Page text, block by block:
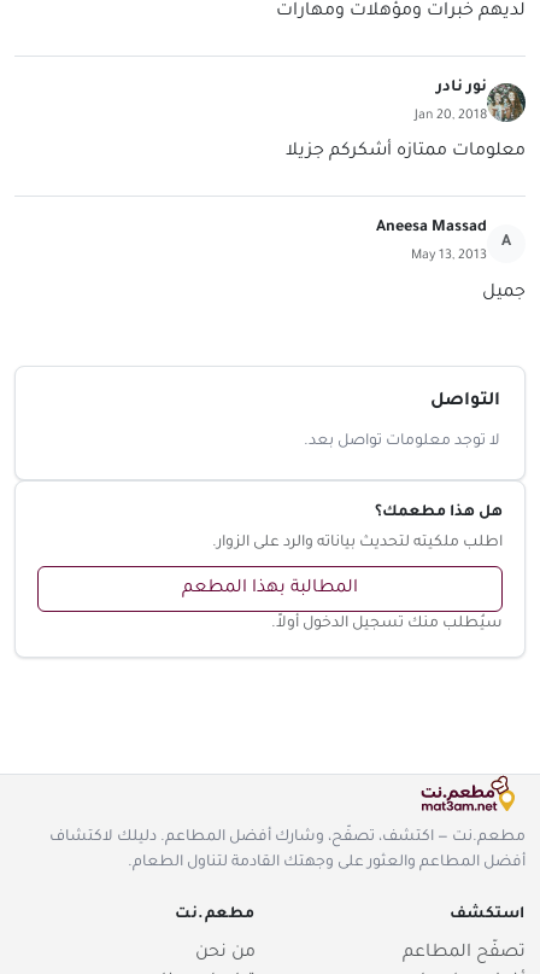
لديهم خبرات ومؤهلات ومهارات
نور نادر
Jan 20, 2018
معلومات ممتازه أشكركم جزيلا
A
Aneesa Massad
May 13, 2013
جميل
التواصل
لا توجد معلومات تواصل بعد.
هل هذا مطعمك؟
اطلب ملكيته لتحديث بياناته والرد على الزوار.
المطالبة بهذا المطعم
سيُطلب منك تسجيل الدخول أولاً.
مطعم.نت — اكتشف، تصفّح، وشارك أفضل المطاعم. دليلك لاكتشاف
أفضل المطاعم والعثور على وجهتك القادمة لتناول الطعام.
استكشف
تصفّح المطاعم
مطعم.نت
من نحن